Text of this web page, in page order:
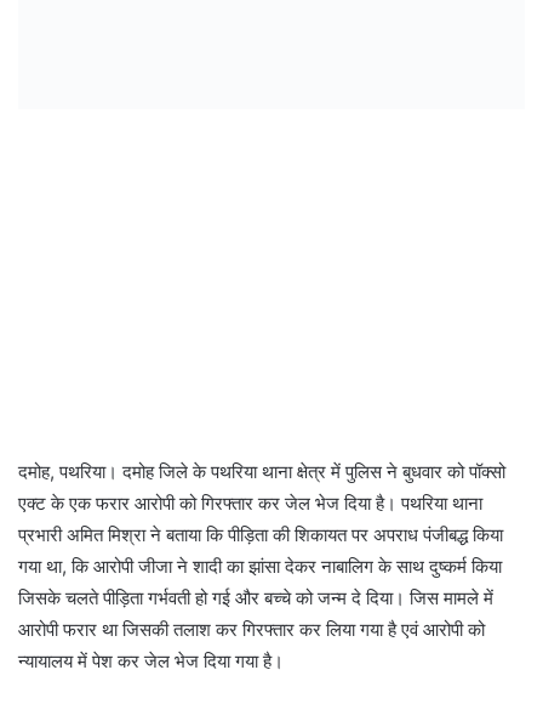
दमोह, पथरिया। दमोह जिले के पथरिया थाना क्षेत्र में पुलिस ने बुधवार को पॉक्सो
एक्ट के एक फरार आरोपी को गिरफ्तार कर जेल भेज दिया है। पथरिया थाना
प्रभारी अमित मिश्रा ने बताया कि पीड़िता की शिकायत पर अपराध पंजीबद्ध किया
गया था, कि आरोपी जीजा ने शादी का झांसा देकर नाबालिग के साथ दुष्कर्म किया
जिसके चलते पीड़िता गर्भवती हो गई और बच्चे को जन्म दे दिया। जिस मामले में
आरोपी फरार था जिसकी तलाश कर गिरफ्तार कर लिया गया है एवं आरोपी को
न्यायालय में पेश कर जेल भेज दिया गया है।